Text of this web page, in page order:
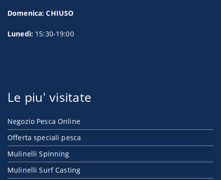
Domenica: CHIUSO
Lunedì: 15:30-19:00
Le piu' visitate
Negozio Pesca Online
Offerta speciali pesca
Mulinelli Spinning
Mulinelli Surf Casting